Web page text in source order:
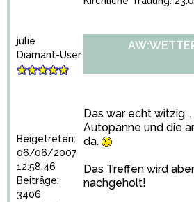
julie
Diamant-User
Beigetreten:
06/06/2007
12:58:46
Beiträge:
3406
Das war echt
Autopanne und die
da.
Das Treffen wird
nachgeholt!